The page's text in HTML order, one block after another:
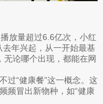
放量超过6.6亿次，小红
年兴起，从一开始最基
无论哪个出现，都能在网
过“健康餐”这一概念。这
频冒出新物种，如“健康